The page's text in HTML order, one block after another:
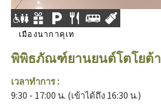
เมืองนากาคุเท
พิพิธภัณฑ์ยานยนต์โตโยต้า
เวลาทำการ :
9:30 - 17:00 น. (เข้าได้ถึง 16:30 น.)